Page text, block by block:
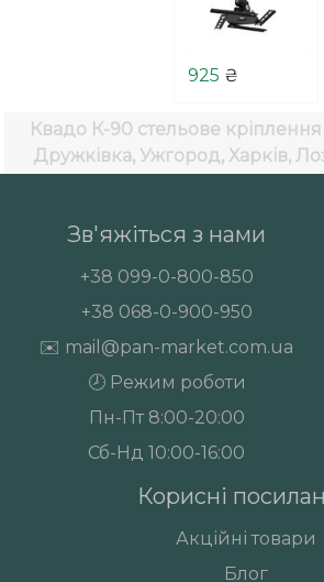
925 ₴
Квадо К-90 стельове
Дружківка, Ужгород, Харків,
Зв'яжіться з нами
+38 099-0-800-850
+38 068-0-900-950
✉️ mail@pan-market.com.ua
🕗 Режим роботи
Пн-Пт 8:00-20:00
Сб-Нд 10:00-16:00
Корисні
Акційні товари
Блог